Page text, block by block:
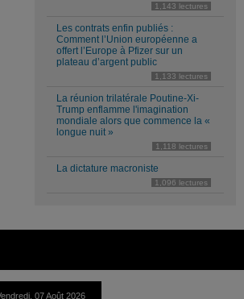
1,143 lectures
Les contrats enfin publiés :
Comment l’Union européenne a
offert l’Europe à Pfizer sur un
plateau d’argent public
1,133 lectures
La réunion trilatérale Poutine-Xi-
Trump enflamme l'imagination
mondiale alors que commence la «
longue nuit »
1,118 lectures
La dictature macroniste
1,096 lectures
07 Août 2026